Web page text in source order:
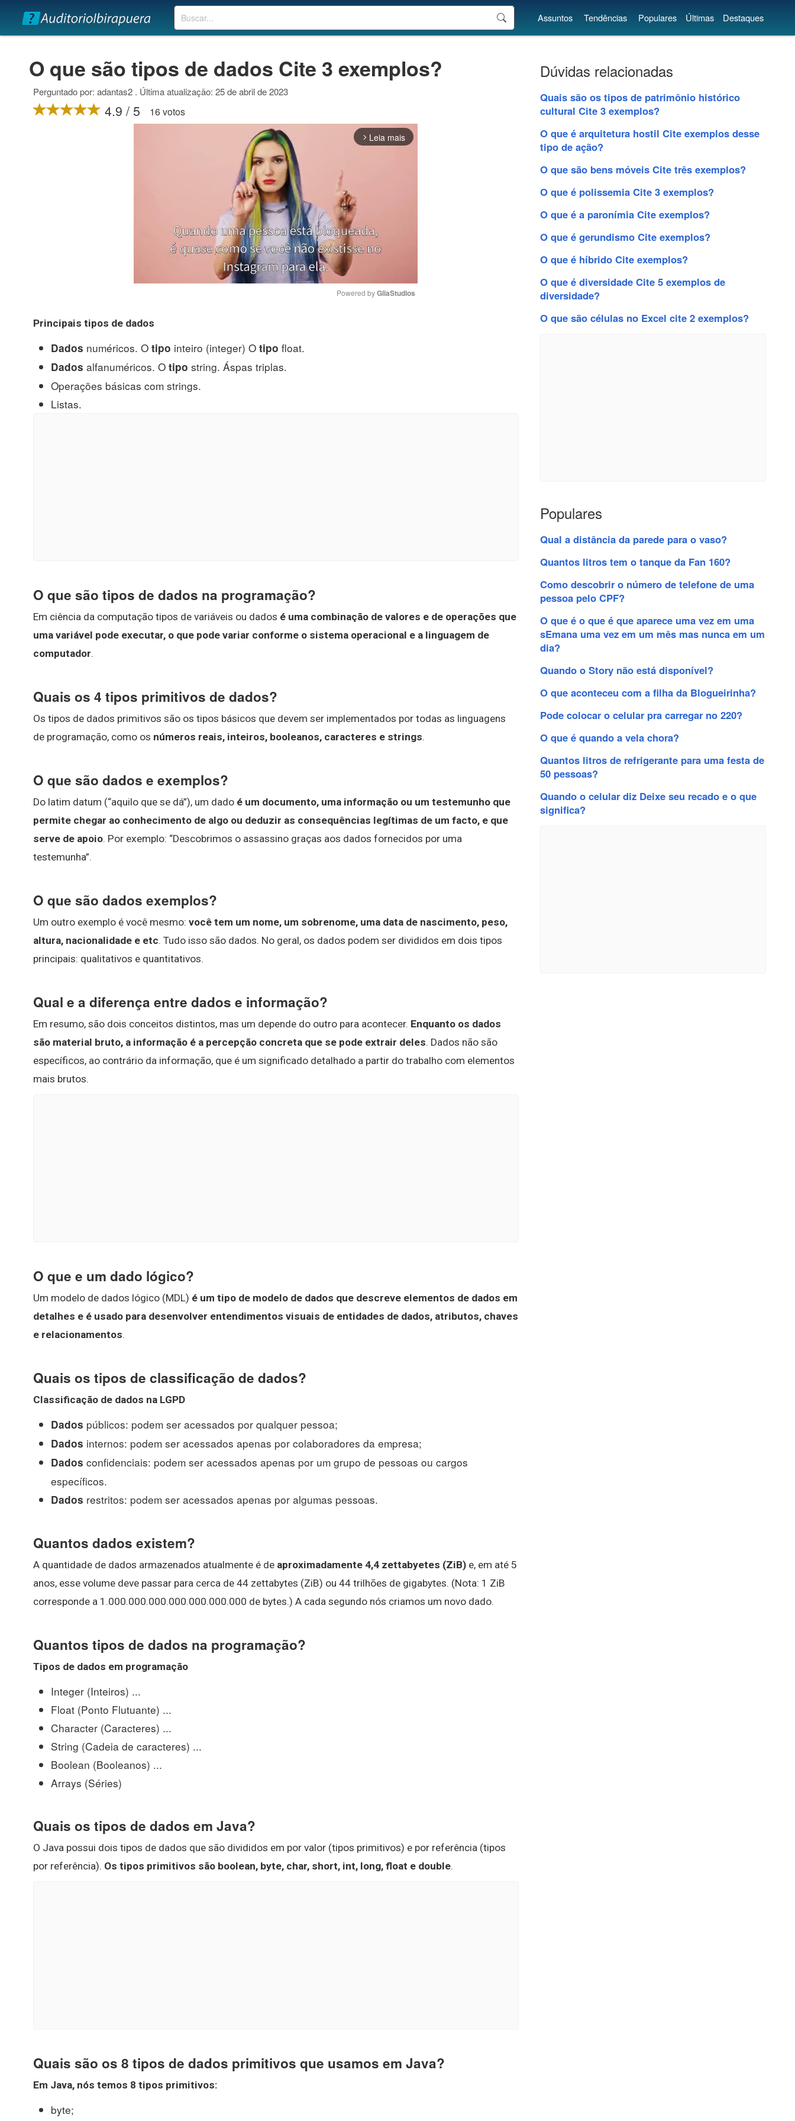
Buscar Assuntos Tendências Populares Últimas Destaques
O que são tipos de dados Cite 3 exemplos?
Perguntado por: adantas2 . Última atualização: 25 de abril de 2023
4.9 / 5 16 votos
arrow_forward_ios Leia mais
Powered by GliaStudios
Principais tipos de dados
Dados numéricos. O tipo inteiro (integer) O tipo float.
Dados alfanuméricos. O tipo string. Áspas triplas.
Operações básicas com strings.
Listas.
O que são tipos de dados na programação?
Em ciência da computação tipos de variáveis ou dados é uma combinação de valores e de operações que
uma variável pode executar, o que pode variar conforme o sistema operacional e a linguagem de
computador.
Quais os 4 tipos primitivos de dados?
Os tipos de dados primitivos são os tipos básicos que devem ser implementados por todas as linguagens
de programação, como os números reais, inteiros, booleanos, caracteres e strings.
O que são dados e exemplos?
Do latim datum (“aquilo que se dá”), um dado é um documento, uma informação ou um testemunho que
permite chegar ao conhecimento de algo ou deduzir as consequências legítimas de um facto, e que
serve de apoio. Por exemplo: “Descobrimos o assassino graças aos dados fornecidos por uma
testemunha”.
O que são dados exemplos?
Um outro exemplo é você mesmo: você tem um nome, um sobrenome, uma data de nascimento, peso,
altura, nacionalidade e etc. Tudo isso são dados. No geral, os dados podem ser divididos em dois tipos
principais: qualitativos e quantitativos.
Qual e a diferença entre dados e informação?
Em resumo, são dois conceitos distintos, mas um depende do outro para acontecer. Enquanto os dados
são material bruto, a informação é a percepção concreta que se pode extrair deles. Dados não são
específicos, ao contrário da informação, que é um significado detalhado a partir do trabalho com elementos
mais brutos.
O que e um dado lógico?
Um modelo de dados lógico (MDL) é um tipo de modelo de dados que descreve elementos de dados em
detalhes e é usado para desenvolver entendimentos visuais de entidades de dados, atributos, chaves
e relacionamentos.
Quais os tipos de classificação de dados?
Classificação de dados na LGPD
Dados públicos: podem ser acessados por qualquer pessoa;
Dados internos: podem ser acessados apenas por colaboradores da empresa;
Dados confidenciais: podem ser acessados apenas por um grupo de pessoas ou cargos
específicos.
Dados restritos: podem ser acessados apenas por algumas pessoas.
Quantos dados existem?
A quantidade de dados armazenados atualmente é de aproximadamente 4,4 zettabyetes (ZiB) e, em até 5
anos, esse volume deve passar para cerca de 44 zettabytes (ZiB) ou 44 trilhões de gigabytes. (Nota: 1 ZiB
corresponde a 1.000.000.000.000.000.000.000 de bytes.) A cada segundo nós criamos um novo dado.
Quantos tipos de dados na programação?
Tipos de dados em programação
Integer (Inteiros) ...
Float (Ponto Flutuante) ...
Character (Caracteres) ...
String (Cadeia de caracteres) ...
Boolean (Booleanos) ...
Arrays (Séries)
Quais os tipos de dados em Java?
O Java possui dois tipos de dados que são divididos em por valor (tipos primitivos) e por referência (tipos
por referência). Os tipos primitivos são boolean, byte, char, short, int, long, float e double.
Quais são os 8 tipos de dados primitivos que usamos em Java?
Em Java, nós temos 8 tipos primitivos:
byte;
Dúvidas relacionadas
Quais são os tipos de patrimônio histórico
cultural Cite 3 exemplos?
O que é arquitetura hostil Cite exemplos desse
tipo de ação?
O que são bens móveis Cite três exemplos?
O que é polissemia Cite 3 exemplos?
O que é a paronímia Cite exemplos?
O que é gerundismo Cite exemplos?
O que é híbrido Cite exemplos?
O que é diversidade Cite 5 exemplos de
diversidade?
O que são células no Excel cite 2 exemplos?
Populares
Qual a distância da parede para o vaso?
Quantos litros tem o tanque da Fan 160?
Como descobrir o número de telefone de uma
pessoa pelo CPF?
O que é o que é que aparece uma vez em uma
sEmana uma vez em um mês mas nunca em um
dia?
Quando o Story não está disponível?
O que aconteceu com a filha da Blogueirinha?
Pode colocar o celular pra carregar no 220?
O que é quando a vela chora?
Quantos litros de refrigerante para uma festa de
50 pessoas?
Quando o celular diz Deixe seu recado e o que
significa?